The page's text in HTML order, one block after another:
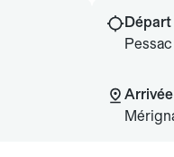
Départ
Pessac
Arrivée